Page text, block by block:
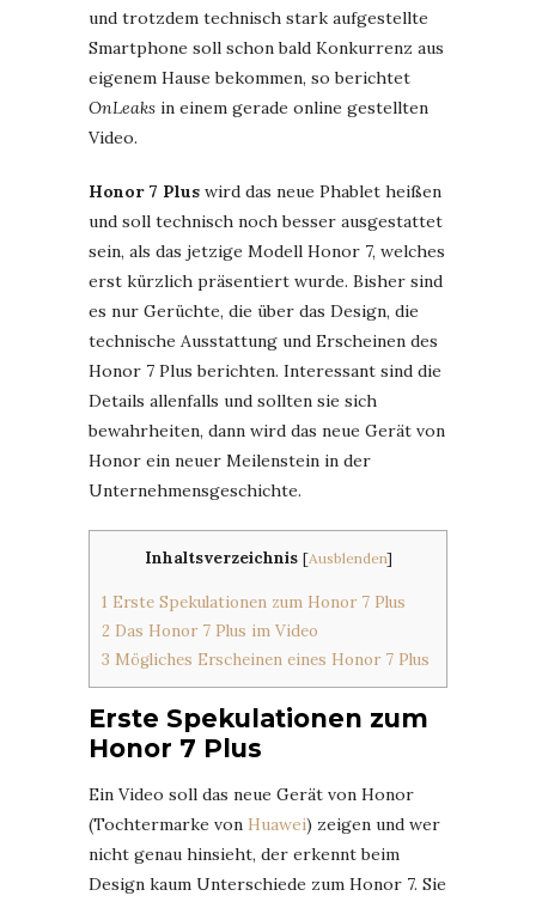
und trotzdem technisch stark aufgestellte
Smartphone soll schon bald Konkurrenz aus
eigenem Hause bekommen, so berichtet
OnLeaks in einem gerade online gestellten
Video.
Honor 7 Plus wird das neue Phablet heißen
und soll technisch noch besser ausgestattet
sein, als das jetzige Modell Honor 7, welches
erst kürzlich präsentiert wurde. Bisher sind
es nur Gerüchte, die über das Design, die
technische Ausstattung und Erscheinen des
Honor 7 Plus berichten. Interessant sind die
Details allenfalls und sollten sie sich
bewahrheiten, dann wird das neue Gerät von
Honor ein neuer Meilenstein in der
Unternehmensgeschichte.
Inhaltsverzeichnis [Ausblenden]
1 Erste Spekulationen zum Honor 7 Plus
2 Das Honor 7 Plus im Video
3 Mögliches Erscheinen eines Honor 7 Plus
Erste Spekulationen zum
Honor 7 Plus
Ein Video soll das neue Gerät von Honor
(Tochtermarke von Huawei) zeigen und wer
nicht genau hinsieht, der erkennt beim
Design kaum Unterschiede zum Honor 7. Sie